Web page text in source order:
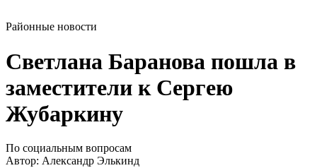
Районные новости
Светлана Баранова пошла в
заместители к Сергею
Жубаркину
По социальным вопросам
Автор: Александр Элькинд